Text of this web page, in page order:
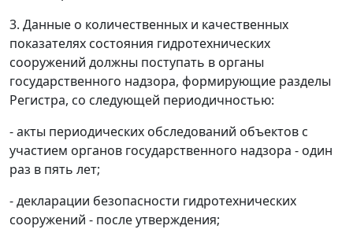
3. Данные о количественных и качественных
показателях состояния гидротехнических
сооружений должны поступать в органы
государственного надзора, формирующие разделы
Регистра, со следующей периодичностью:
- акты периодических обследований объектов с
участием органов государственного надзора - один
раз в пять лет;
- декларации безопасности гидротехнических
сооружений - после утверждения;